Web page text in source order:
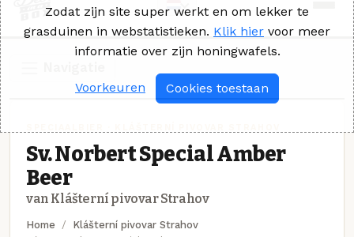
Sv. Norbert Special Amber
Beer
van Klášterní pivovar Strahov
Home
Klášterní pivovar Strahov
Zodat zijn site super werkt en om lekker te
grasduinen in webstatistieken. Klik hier voor meer
informatie over zijn honingwafels.
Voorkeuren Cookies toestaan